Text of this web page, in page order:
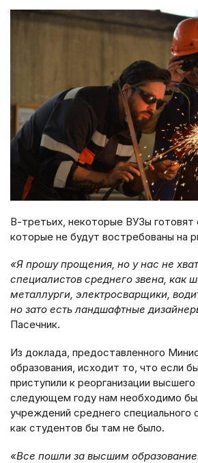
В-третьих, некоторые ВУЗы готовят
которые не будут востребованы на
«Я прошу прощения, но у нас не
специалистов среднего звена, как
металлурги, электросварщики,
но зато есть ландшафтные
Пасечник.
Из доклада, предоставленного
образования, исходит то, что если
приступили к реорганизации
следующем году нам необходимо
учреждений среднего специального
как студентов бы там не было.
«Все пошли за высшим